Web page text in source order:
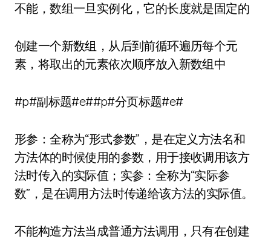
不能，数组一旦实例化，它的长度就是固定的
创建一个新数组，从后到前循环遍历每个元
素，将取出的元素依次顺序放入新数组中
#p#副标题#e##p#分页标题#e#
形参：全称为“形式参数”，是在定义方法名和
方法体的时候使用的参数，用于接收调用该方
法时传入的实际值；实参：全称为“实际参
数”，是在调用方法时传递给该方法的实际值。
不能构造方法当成普通方法调用，只有在创建